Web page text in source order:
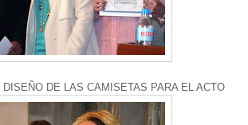
DE LAS CAMISETAS PARA EL ACTO